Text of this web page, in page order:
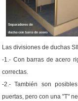
Las divisiones de duchas
-1.- Con barras de acero
correctas.
-2.- También son
puertas, pero con una "T"